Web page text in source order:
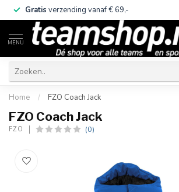
Gratis verzending vanaf € 69,-
MENU
Home / FZO Coach Jack
FZO Coach Jack
FZO (0)